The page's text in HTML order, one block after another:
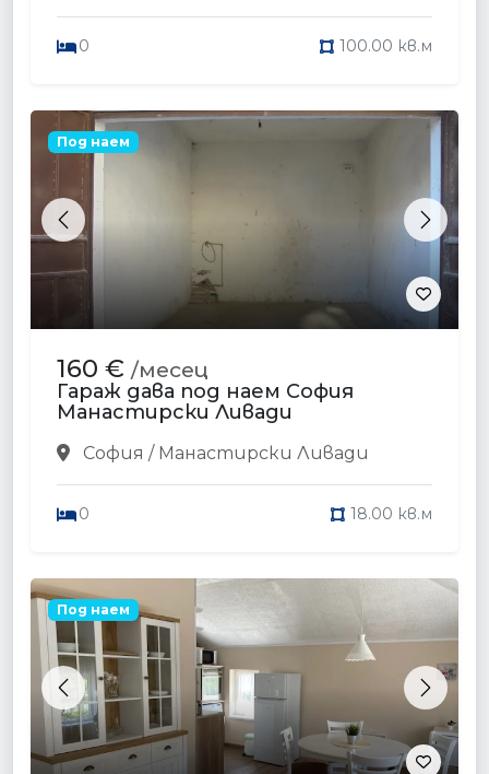
0 100.00 кв.м
Previous Next
Под наем
160 € /месец
Гараж дава под наем София
Манастирски Ливади
София / Манастирски Ливади
0 18.00 кв.м
Previous Next
Под наем